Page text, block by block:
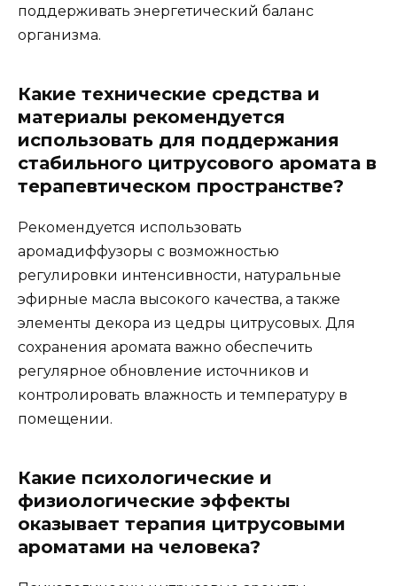
поддерживать энергетический баланс
организма.
Какие технические средства и
материалы рекомендуется
использовать для поддержания
стабильного цитрусового аромата в
терапевтическом пространстве?
Рекомендуется использовать
аромадиффузоры с возможностью
регулировки интенсивности, натуральные
эфирные масла высокого качества, а также
элементы декора из цедры цитрусовых. Для
сохранения аромата важно обеспечить
регулярное обновление источников и
контролировать влажность и температуру в
помещении.
Какие психологические и
физиологические эффекты
оказывает терапия цитрусовыми
ароматами на человека?